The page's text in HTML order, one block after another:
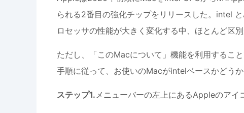
られる2番目の強化チップをリリースした。intel
ロセッサの性能が大きく変化する中、ほとんど区
ただし、「このMacについて」機能を利用するこ
手順に従って、お使いのMacがintelベースかどうか
ステップ1.メニューバーの左上にあるAppleのアイ